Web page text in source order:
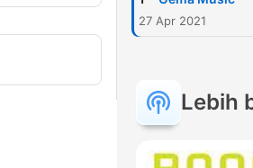
27 Apr 2021
Lebih